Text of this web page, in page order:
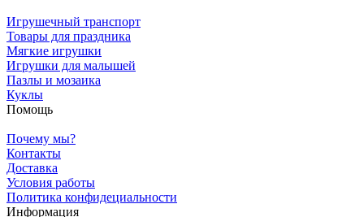
Игрушечный транспорт
Товары для праздника
Мягкие игрушки
Игрушки для малышей
Пазлы и мозаика
Куклы
Помощь
Почему мы?
Контакты
Доставка
Условия работы
Политика конфидециальности
Информация